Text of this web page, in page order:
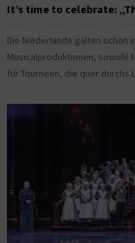
It’s time to celebrate:
Die Niederlande galten schon
Musicalproduktionen, sowohl
für Tourneen, die quer durchs